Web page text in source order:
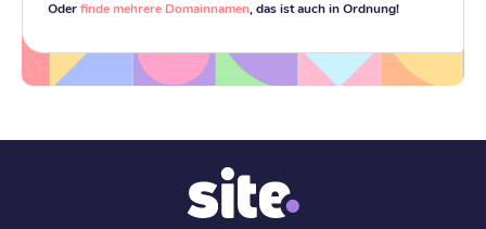
Oderfinde mehrere Domainnamen , das ist auch in Ordnung!